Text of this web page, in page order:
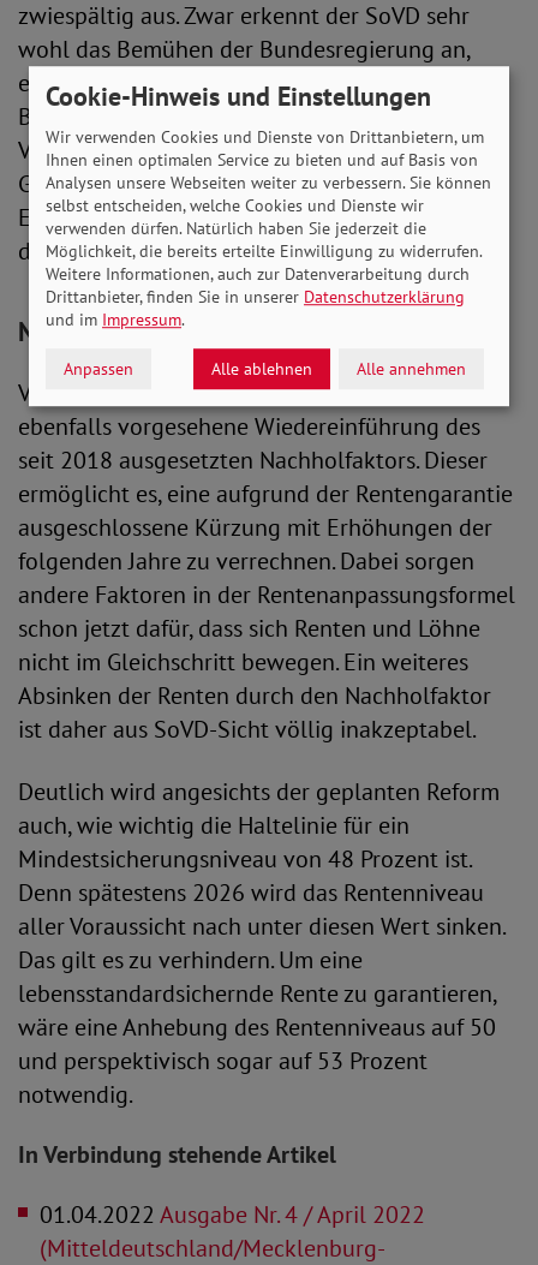
zwiespältig aus. Zwar erkennt der SoVD sehr
wohl das Bemühen der Bundesregierung an,
etwas für die Erwerbsminderungsrenten im
Bestand zu tun. Um über die vorgesehenen
Verbesserungen hinaus aber eine tatsächliche
Gleichbehandlung aller Bezieher*innen einer
Erwerbsminderungsrente zu erreichen, müssten
die Zuschläge höher ausfallen.
Nachholfaktor führt zu Rentenkürzungen
Vehement wendet sich der SoVD gegen die
ebenfalls vorgesehene Wiedereinführung des
seit 2018 ausgesetzten Nachholfaktors. Dieser
ermöglicht es, eine aufgrund der Rentengarantie
ausgeschlossene Kürzung mit Erhöhungen der
folgenden Jahre zu verrechnen. Dabei sorgen
andere Faktoren in der Rentenanpassungsformel
schon jetzt dafür, dass sich Renten und Löhne
nicht im Gleichschritt bewegen. Ein weiteres
Absinken der Renten durch den Nachholfaktor
ist daher aus SoVD-Sicht völlig inakzeptabel.
Deutlich wird angesichts der geplanten Reform
auch, wie wichtig die Haltelinie für ein
Mindestsicherungsniveau von 48 Prozent ist.
Denn spätestens 2026 wird das Rentenniveau
aller Voraussicht nach unter diesen Wert sinken.
Das gilt es zu verhindern. Um eine
lebensstandardsichernde Rente zu garantieren,
wäre eine Anhebung des Rentenniveaus auf 50
und perspektivisch sogar auf 53 Prozent
notwendig.
In Verbindung stehende Artikel
01.04.2022Ausgabe Nr. 4 / April 2022
(Mitteldeutschland/Mecklenburg-
Cookie-Hinweis und Einstellungen
Wir verwenden Cookies und Dienste von Drittanbietern, um
Ihnen einen optimalen Service zu bieten und auf Basis von
Analysen unsere Webseiten weiter zu verbessern. Sie können
selbst entscheiden, welche Cookies und Dienste wir
verwenden dürfen. Natürlich haben Sie jederzeit die
Möglichkeit, die bereits erteilte Einwilligung zu widerrufen.
Weitere Informationen, auch zur Datenverarbeitung durch
Drittanbieter, finden Sie in unserer Datenschutzerklärung
und im Impressum.
Anpassen Alle ablehnen Alle annehmen